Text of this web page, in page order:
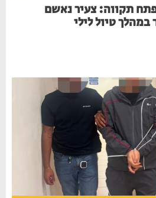
תקווה: צעיר נאשם
טיול לילי